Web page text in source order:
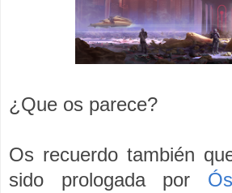
¿Que os parece?
Os recuerdo también
sido prologada por